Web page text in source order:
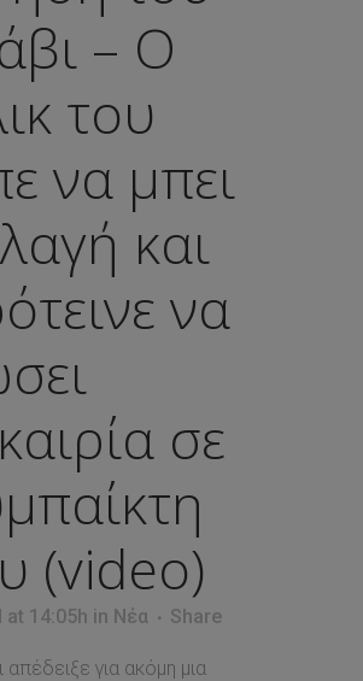
– Ο
του
να μπει
και
να
σε
(video)
at 14:05h in Νέα Share
απέδειξε για ακόμη μια